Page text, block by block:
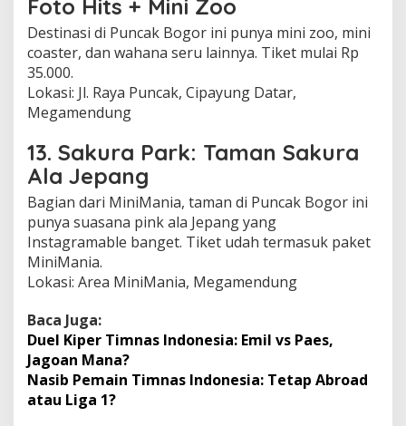
Foto Hits + Mini Zoo
Destinasi di Puncak Bogor ini punya mini zoo, mini
coaster, dan wahana seru lainnya. Tiket mulai Rp
35.000.
Lokasi: Jl. Raya Puncak, Cipayung Datar,
Megamendung
13. Sakura Park: Taman Sakura
Ala Jepang
Bagian dari MiniMania, taman di Puncak Bogor ini
punya suasana pink ala Jepang yang
Instagramable banget. Tiket udah termasuk paket
MiniMania.
Lokasi: Area MiniMania, Megamendung
Baca Juga:
Duel Kiper Timnas Indonesia: Emil vs Paes,
Jagoan Mana?
Nasib Pemain Timnas Indonesia: Tetap Abroad
atau Liga 1?